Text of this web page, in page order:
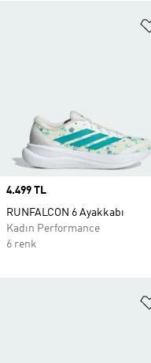
Price
4.499 TL
RUNFALCON 6 Ayakkabı
Kadın Performance
6 renk